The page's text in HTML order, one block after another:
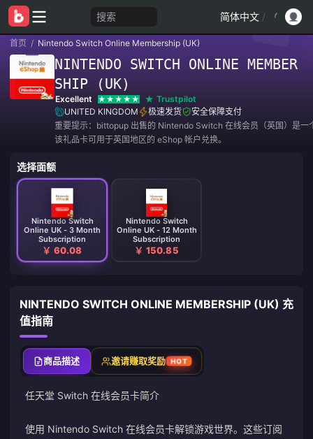
搜索 简体中文 /
首页 / Nintendo Switch Online Membership (UK)
NINTENDO SWITCH ONLINE MEMBER
SHIP (UK)
Excellent
Trustpilot
UNITED KINGDOM
极速发货
安全保障支付
重要提示：bittopup 出售的 Nintendo Switch 在线会员（英国）是一
该礼品卡可用于英国地区的 eShop 帐户兑换。
选择面额
Nintendo Switch
Online UK - 3 Month
Subscription
￥ 60.08
Nintendo Switch
Online UK - 12 Month
Subscription
￥ 150.85
NINTENDO SWITCH ONLINE MEMBERSHIP (UK) 充
值指南
商品描述 邀请赚取奖励 HOT
任天堂 Switch 在线会员卡简介
使用 Nintendo Switch 在线会员卡解锁游戏世界。这些订阅